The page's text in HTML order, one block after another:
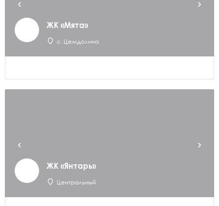
ЖК «Мята»
с. Цемдолина
ЖК «Янтарь»
Центральный